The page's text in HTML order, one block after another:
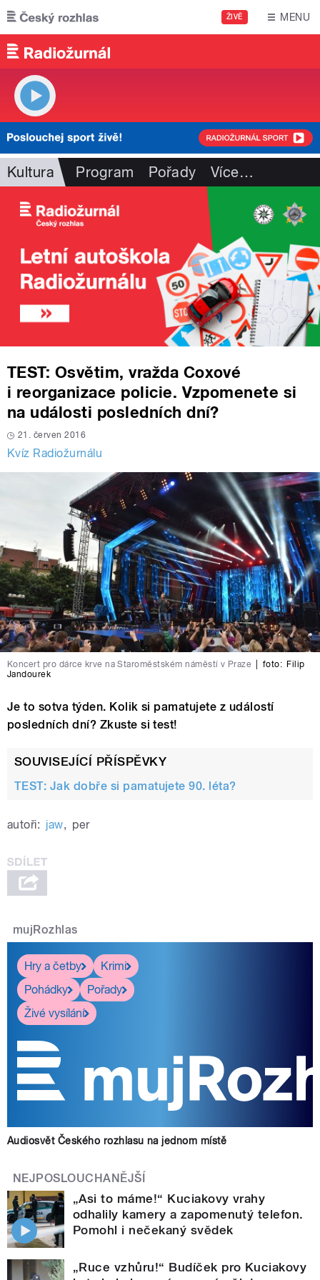
Přejít k hlavnímu obsahu
ŽIVĚ MENU
Kultura Program Pořady Více…
TEST: Osvětim, vražda Coxové
i reorganizace policie. Vzpomenete si
na události posledních dní?
21. červen 2016
Kvíz Radiožurnálu
Koncert pro dárce krve na Staroměstském náměstí v Praze foto: Filip
Jandourek
Je to sotva týden. Kolik si pamatujete z událostí
posledních dní? Zkuste si test!
SOUVISEJÍCÍ PŘÍSPĚVKY
TEST: Jak dobře si pamatujete 90. léta?
autoři: jaw, per
mujRozhlas
Hry a četby
Krimi
Pohádky
Pořady
Živé vysílání
Audiosvět Českého rozhlasu na jednom místě
NEJPOSLOUCHANĚJŠÍ
„Asi to máme!“ Kuciakovy vrahy
odhalily kamery a zapomenutý telefon.
Pomohl i nečekaný svědek
„Ruce vzhůru!“ Budíček pro Kuciakovy